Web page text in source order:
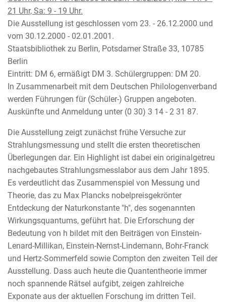
21 Uhr, Sa: 9 - 19 Uhr.
Die Ausstellung ist geschlossen vom 23. - 26.12.2000 und
vom 30.12.2000 - 02.01.2001.
Staatsbibliothek zu Berlin, Potsdamer Straße 33, 10785
Berlin
Eintritt: DM 6, ermäßigt DM 3. Schülergruppen: DM 20.
In Zusammenarbeit mit dem Deutschen Philologenverband
werden Führungen für (Schüler-) Gruppen angeboten.
Auskünfte und Anmeldung unter (0 30) 3 14 - 2 31 87.
Die Ausstellung zeigt zunächst frühe Versuche zur
Strahlungsmessung und stellt die ersten theoretischen
Überlegungen dar. Ein Highlight ist dabei ein originalgetreu
nachgebautes Strahlungsmesslabor aus dem Jahr 1895.
Es verdeutlicht das Zusammenspiel von Messung und
Theorie, das zu Max Plancks nobelpreisgekrönter
Entdeckung der Naturkonstante "h", des sogenannten
Wirkungsquantums, geführt hat. Die Erforschung der
Bedeutung von h bildet mit den Beiträgen von Einstein-
Lenard-Millikan, Einstein-Nernst-Lindemann, Bohr-Franck
und Hertz-Sommerfeld sowie Compton den zweiten Teil der
Ausstellung. Dass auch heute die Quantentheorie immer
noch spannende Rätsel aufgibt, zeigen zahlreiche
Exponate aus der aktuellen Forschung im dritten Teil.